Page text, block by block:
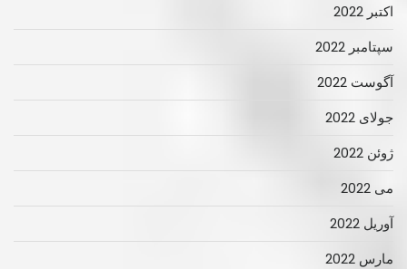
اکتبر 2022
سپتامبر 2022
آگوست 2022
جولای 2022
ژوئن 2022
می 2022
آوریل 2022
مارس 2022